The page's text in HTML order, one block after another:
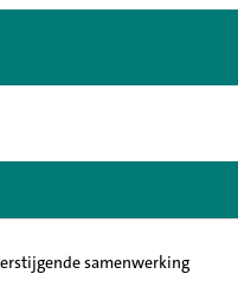
samenwerking